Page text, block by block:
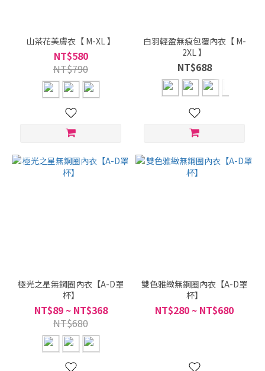
山茶花美膚衣【 M-XL 】
NT$580
NT$790
白羽輕盈無痕包覆內衣【 M-
2XL 】
NT$688
極光之星無鋼圈內衣【A-D罩
杯】
NT$89 ~ NT$368
NT$680
雙色雅緻無鋼圈內衣【A-D罩
杯】
NT$280 ~ NT$680